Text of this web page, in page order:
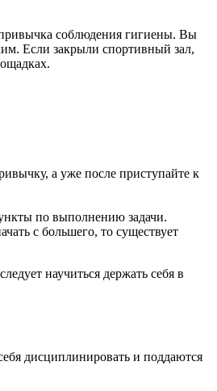
соблюдения гигиены. Вы
Если закрыли спортивный зал,
а уже после приступайте к
по выполнению задачи.
с большего, то существует
научиться держать себя в
дисциплинировать и поддаются